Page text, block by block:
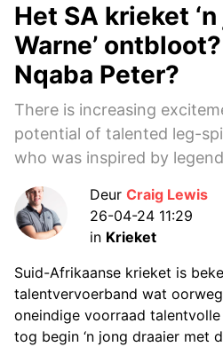
Het SA krieket ‘n
Warne’
Nqaba Peter?
There is increasing
potential of talented leg-
who was inspired by
Deur Craig Lewis
26-04-24 11:29
in Krieket
Suid-Afrikaanse krieket is
talentvervoerband wat
oneindige voorraad
tog begin ‘n jong draaier met